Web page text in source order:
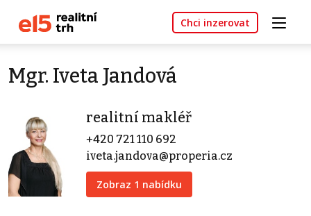
Chci inzerovat
Mgr. Iveta Jandová
realitní makléř
+420 721 110 692
iveta.jandova@properia.cz
Zobraz 1 nabídku